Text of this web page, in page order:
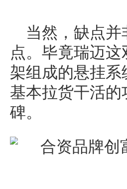
当然，缺点
点。毕竟瑞迈
架组成的悬挂
基本拉货干活
碑。